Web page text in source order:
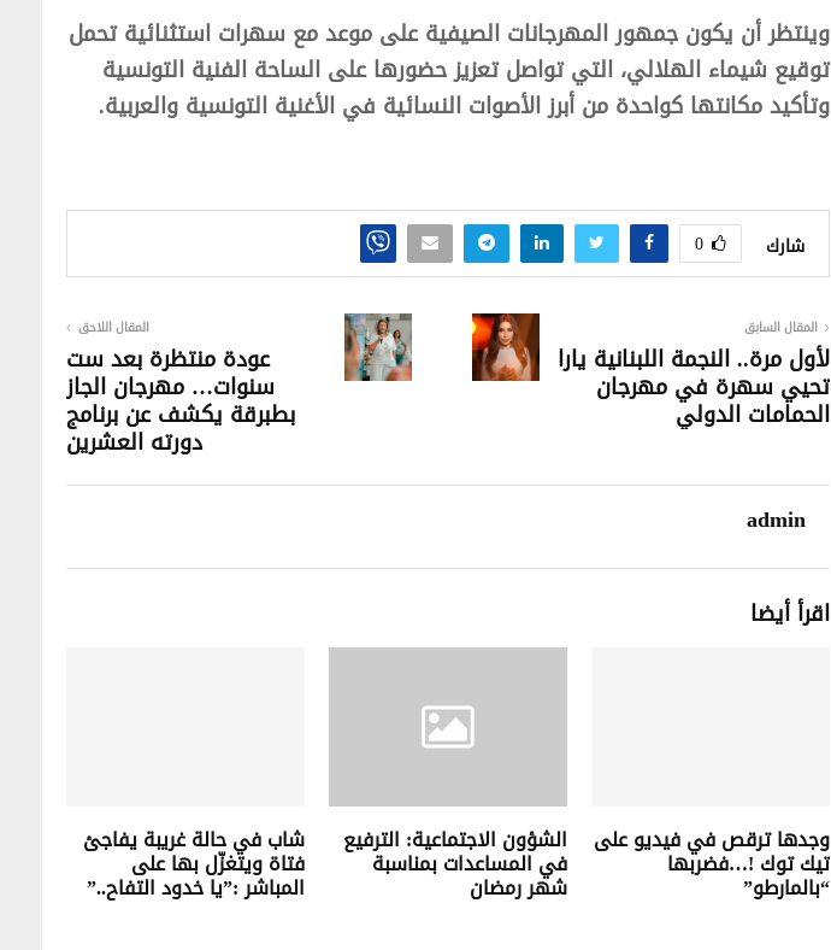
وينتظر أن يكون جمهور المهرجانات الصيفية على موعد مع سهرات استثنائية تحمل
توقيع شيماء الهلالي، التي تواصل تعزيز حضورها على الساحة الفنية التونسية
وتأكيد مكانتها كواحدة من أبرز الأصوات النسائية في الأغنية التونسية والعربية.
شارك 0
المقال السابق
لأول مرة.. النجمة اللبنانية يارا
تحيي سهرة في مهرجان
الحمامات الدولي
المقال اللاحق
عودة منتظرة بعد ست
سنوات… مهرجان الجاز
بطبرقة يكشف عن برنامج
دورته العشرين
admin
اقرأ أيضا
وجدها ترقص في فيديو على
تيك توك !…فضربها
“بالمارطو”
الشؤون الاجتماعية: الترفيع
في المساعدات بمناسبة
شهر رمضان
شاب في حالة غريبة يفاجئ
فتاة ويتغزّل بها على
المباشر :”يا خدود التفاح..”